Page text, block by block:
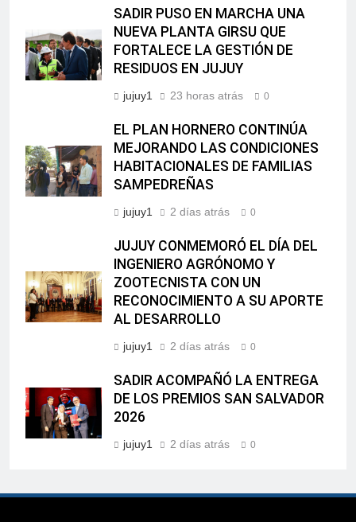
SADIR PUSO EN MARCHA UNA
NUEVA PLANTA GIRSU QUE
FORTALECE LA GESTIÓN DE
RESIDUOS EN JUJUY
jujuy1 23 horas atrás 0
EL PLAN HORNERO CONTINÚA
MEJORANDO LAS CONDICIONES
HABITACIONALES DE FAMILIAS
SAMPEDREÑAS
jujuy1 2 días atrás 0
JUJUY CONMEMORÓ EL DÍA DEL
INGENIERO AGRÓNOMO Y
ZOOTECNISTA CON UN
RECONOCIMIENTO A SU APORTE
AL DESARROLLO
jujuy1 2 días atrás 0
SADIR ACOMPAÑÓ LA ENTREGA
DE LOS PREMIOS SAN SALVADOR
2026
jujuy1 2 días atrás 0